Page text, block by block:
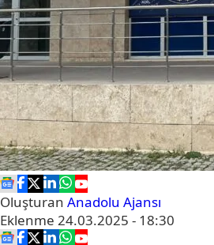
Oluşturan Anadolu Ajansı
Eklenme 24.03.2025 - 18:30